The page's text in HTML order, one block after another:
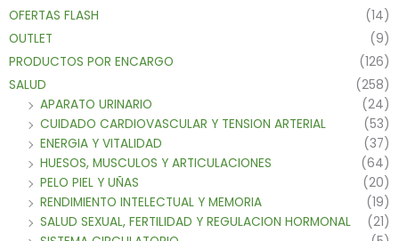
OFERTAS FLASH
(14)
OUTLET
(9)
PRODUCTOS POR ENCARGO
(126)
SALUD
(258)
APARATO URINARIO
(24)
CUIDADO CARDIOVASCULAR Y TENSION ARTERIAL
(53)
ENERGIA Y VITALIDAD
(37)
HUESOS, MUSCULOS Y ARTICULACIONES
(64)
PELO PIEL Y UÑAS
(20)
RENDIMIENTO INTELECTUAL Y MEMORIA
(19)
SALUD SEXUAL, FERTILIDAD Y REGULACION HORMONAL
(21)